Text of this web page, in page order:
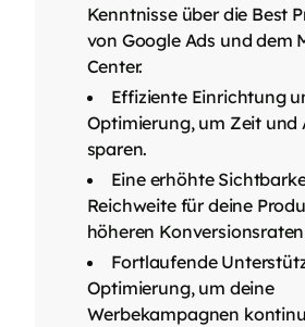
Kenntnisse über die Best
von Google Ads und dem
Center.
Effiziente Einrichtung
Optimierung, um Zeit und
sparen.
Eine erhöhte
Reichweite für deine
höheren
Fortlaufende
Optimierung, um deine
Werbekampagnen